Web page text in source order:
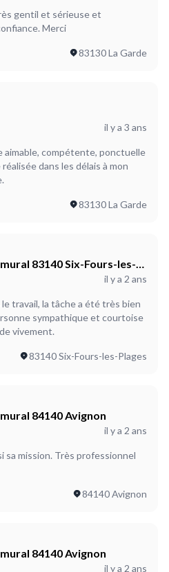
gentil et sérieuse et
Merci
83130 La Garde
il y a 3 ans
aimable, compétente, ponctuelle
dans les délais à mon
83130 La Garde
83140 Six-Fours-les-
il y a 2 ans
travail, la tâche a été très bien
sympathique et courtoise
vivement.
83140 Six-Fours-les-Plages
84140 Avignon
il y a 2 ans
sa mission. Très professionnel
84140 Avignon
84140 Avignon
il y a 2 ans